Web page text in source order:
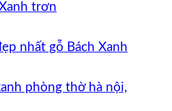
trơn
nhất gỗ Bách Xanh
phòng thờ hà nội,